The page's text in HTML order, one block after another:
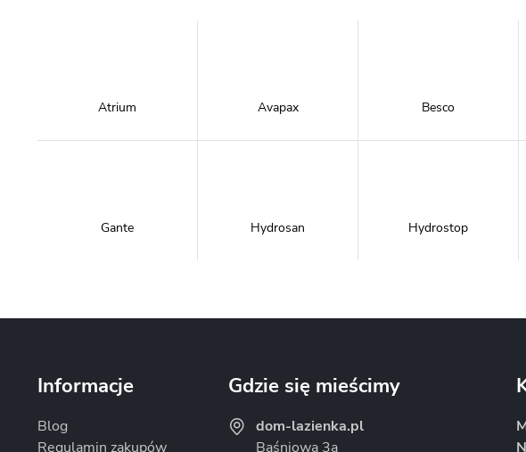
Atrium Avapax Besco
Gante Hydrosan Hydrostop
Informacje
Blog
Regulamin zakupów
Gdzie się mieścimy
dom-lazienka.pl
Baśniowa 3a